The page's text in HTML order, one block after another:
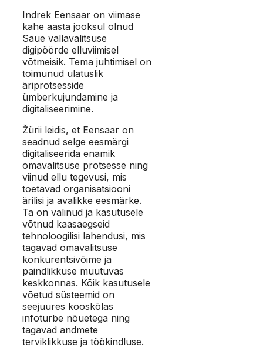
Indrek Eensaar on viimase
kahe aasta jooksul olnud
Saue vallavalitsuse
digipöörde elluviimisel
võtmeisik. Tema juhtimisel on
toimunud ulatuslik
äriprotsesside
ümberkujundamine ja
digitaliseerimine.
Žürii leidis, et Eensaar on
seadnud selge eesmärgi
digitaliseerida enamik
omavalitsuse protsesse ning
viinud ellu tegevusi, mis
toetavad organisatsiooni
ärilisi ja avalikke eesmärke.
Ta on valinud ja kasutusele
võtnud kaasaegseid
tehnoloogilisi lahendusi, mis
tagavad omavalitsuse
konkurentsivõime ja
paindlikkuse muutuvas
keskkonnas. Kõik kasutusele
võetud süsteemid on
seejuures kooskõlas
infoturbe nõuetega ning
tagavad andmete
terviklikkuse ja töökindluse.